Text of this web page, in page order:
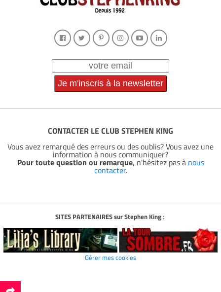
CONTACTER LE CLUB STEPHEN KING
Vous avez remarqué des erreurs ou des oublis? Vous avez une
information à nous communiquer?
Pour toute question ou remarque, n'hésitez pas à nous
contacter.
SITES PARTENAIRES sur Stephen King:
Gérer mes cookies